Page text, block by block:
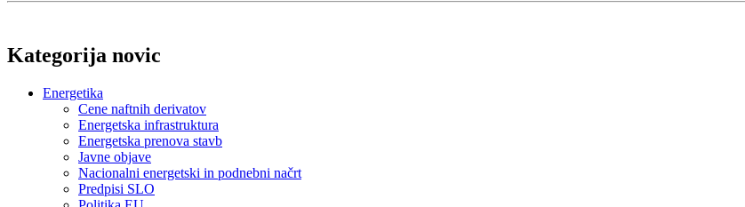
Kategorija novic
Energetika
Cene naftnih derivatov
Energetska infrastruktura
Energetska prenova stavb
Javne objave
Nacionalni energetski in podnebni načrt
Predpisi SLO